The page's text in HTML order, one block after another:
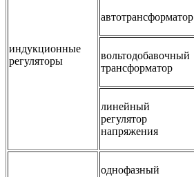
индукционные
регуляторы
автотрансформатор
вольтодобавочный
трансформатор
линейный
регулятор
напряжения
однофазный